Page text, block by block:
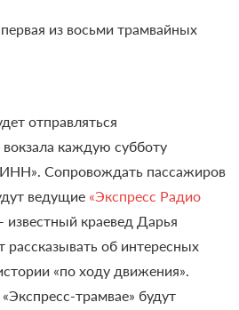
из восьми трамвайных
отправляться
каждую субботу
Сопровождать пассажиров
ведущие «Экспресс Радио
известный краевед Дарья
об интересных
«по ходу движения».
трамвае» будут